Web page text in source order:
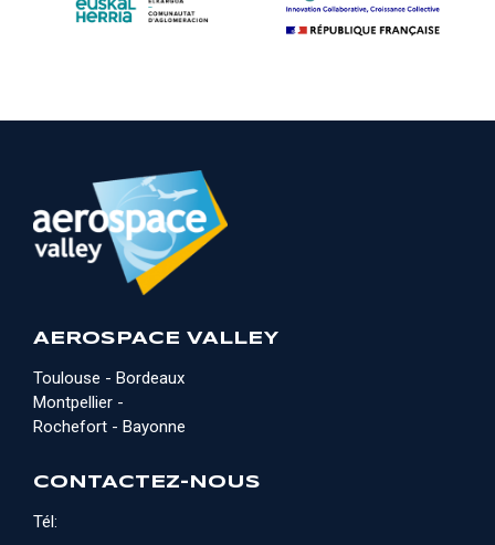
AEROSPACE VALLEY
Toulouse - Bordeaux
Montpellier -
Rochefort - Bayonne
CONTACTEZ-NOUS
Tél: